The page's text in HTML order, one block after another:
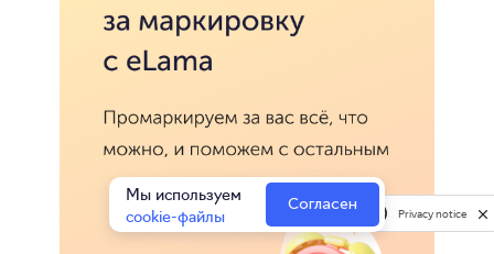
Мы используем
cookie-файлы
Согласен Privacy notice